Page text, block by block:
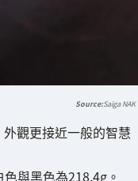
Saiga NAK
觀更接近一般的智慧
與黑色為218.4g。